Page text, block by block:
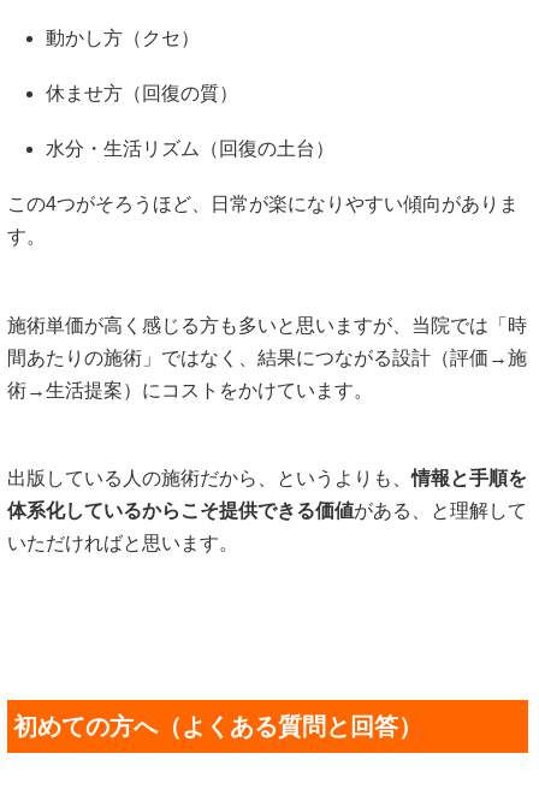
動かし方（クセ）
休ませ方（回復の質）
水分・生活リズム（回復の土台）
この4つがそろうほど、日常が楽になりやすい傾向がありま
す。
施術単価が高く感じる方も多いと思いますが、当院では「時
間あたりの施術」ではなく、結果につながる設計（評価→施
術→生活提案）にコストをかけています。
出版している人の施術だから、というよりも、情報と手順を
体系化しているからこそ提供できる価値がある、と理解して
いただければと思います。
初めての方へ（よくある質問と回答）